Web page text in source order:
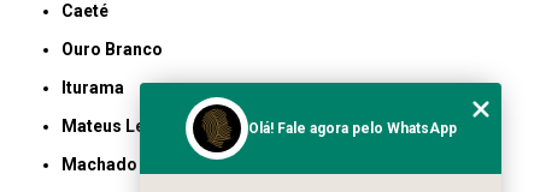
Caeté
Ouro Branco
Iturama
Mateus Leme
Machado
Olá! Fale agora pelo WhatsApp